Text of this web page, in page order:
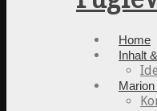
Home
Inhalt